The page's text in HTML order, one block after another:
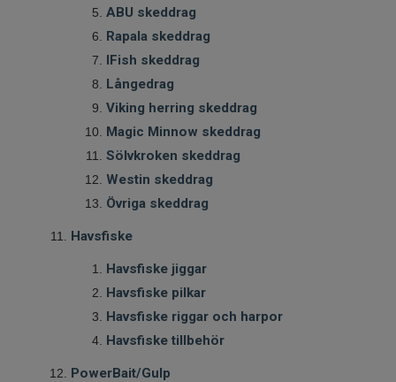
ABU skeddrag
Rapala skeddrag
IFish skeddrag
Långedrag
Viking herring skeddrag
Magic Minnow skeddrag
Sölvkroken skeddrag
Westin skeddrag
Övriga skeddrag
Havsfiske
Havsfiske jiggar
Havsfiske pilkar
Havsfiske riggar och harpor
Havsfiske tillbehör
PowerBait/Gulp